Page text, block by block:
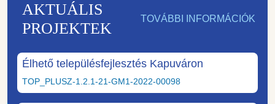
AKTUÁLIS
PROJEKTEK
TOVÁBBI INFORMÁCIÓK
Élhető településfejlesztés Kapuváron
TOP_PLUSZ-1.2.1-21-GM1-2022-00098